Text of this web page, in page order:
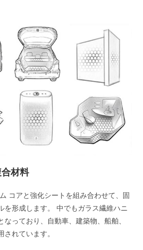
材料
コアと強化シートを組み合わせて、固
を形成します。 中でもガラス繊維ハニ
っており、自動車、建築物、船舶、
れています。